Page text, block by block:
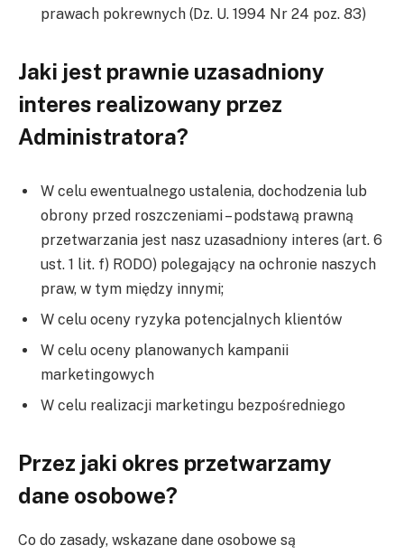
prawach pokrewnych (Dz. U. 1994 Nr 24 poz. 83)
Jaki jest prawnie uzasadniony
interes realizowany przez
Administratora?
W celu ewentualnego ustalenia, dochodzenia lub
obrony przed roszczeniami – podstawą prawną
przetwarzania jest nasz uzasadniony interes (art. 6
ust. 1 lit. f) RODO) polegający na ochronie naszych
praw, w tym między innymi;
W celu oceny ryzyka potencjalnych klientów
W celu oceny planowanych kampanii
marketingowych
W celu realizacji marketingu bezpośredniego
Przez jaki okres przetwarzamy
dane osobowe?
Co do zasady, wskazane dane osobowe są